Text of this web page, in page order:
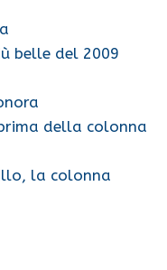
belle del 2009
della colonna
la colonna